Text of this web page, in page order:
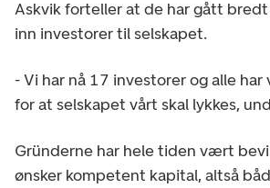
Askvik forteller at de har gått
inn investorer til selskapet.
- Vi har nå 17 investorer og alle
for at selskapet vårt skal lykkes,
Gründerne har hele tiden vært
ønsker kompetent kapital, altså